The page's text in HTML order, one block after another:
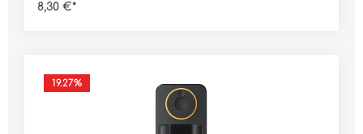
Reibung zwischen Ihrer Hand und der Tablet-
Zeichenfinger frei bleiben, um Ihren Stift bequem
zu greifen. Kompatibel mit: Stifttabletts & Stift-
8,30 €*
19.27%